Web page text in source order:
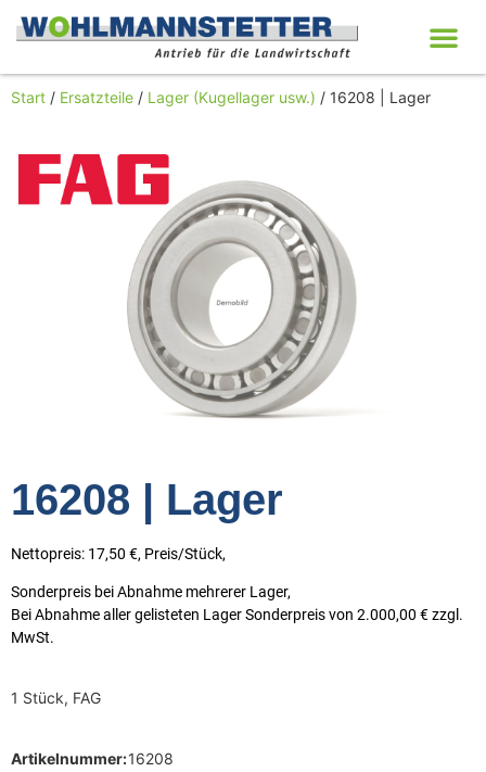
Start / Ersatzteile / Lager (Kugellager usw.) / 16208 | Lager
16208 | Lager
Nettopreis: 17,50 €, Preis/Stück,
Sonderpreis bei Abnahme mehrerer Lager,
Bei Abnahme aller gelisteten Lager Sonderpreis von 2.000,00 € zzgl.
MwSt.
1 Stück, FAG
Artikelnummer:16208